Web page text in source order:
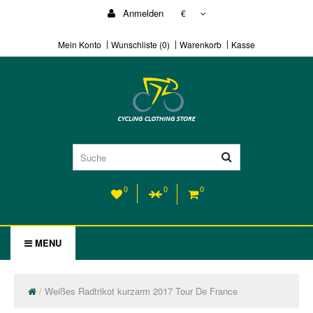
Anmelden €
Mein Konto Wunschliste (0) Warenkorb Kasse
0 0 0
MENU
Weißes Radtrikot kurzarm 2017 Tour De France